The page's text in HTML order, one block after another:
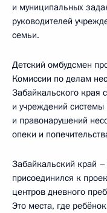
и муниципальных
руководителей
семьи.
Детский омбудсмен
Комиссии по делам
Забайкальского края
и учреждений
и правонарушений
опеки и
Забайкальский край
присоединился к
центров дневного
Это места, где